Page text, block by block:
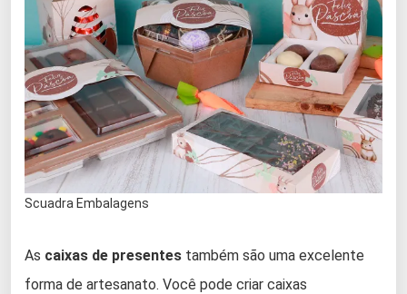
Scuadra Embalagens
As caixas de presentes também são uma excelente
forma de artesanato. Você pode criar caixas